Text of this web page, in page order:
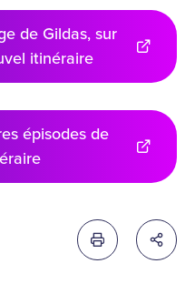
de Gildas, sur
itinéraire
épisodes de
Imprimer cette